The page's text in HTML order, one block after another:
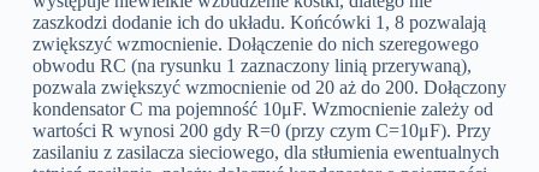
zaszkodzi dodanie ich do układu. Końcówki 1, 8 pozwalają
zwiększyć wzmocnienie. Dołączenie do nich szeregowego
obwodu RC (na rysunku 1 zaznaczony linią przerywaną),
pozwala zwiększyć wzmocnienie od 20 aż do 200. Dołączony
kondensator C ma pojemność 10μF. Wzmocnienie zależy od
wartości R wynosi 200 gdy R=0 (przy czym C=10μF). Przy
zasilaniu z zasilacza sieciowego, dla stłumienia ewentualnych